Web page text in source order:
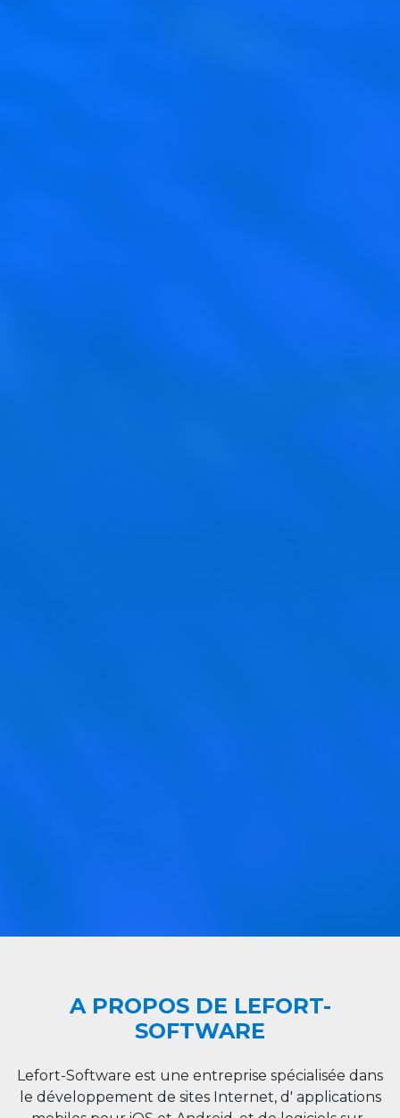
A PROPOS DE LEFORT-
SOFTWARE
Lefort-Software est une entreprise spécialisée dans
le développement de sites Internet, d' applications